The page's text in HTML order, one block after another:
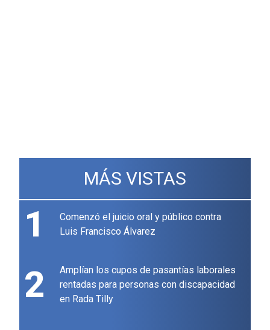
MÁS VISTAS
1
Comenzó el juicio oral y público contra
Luis Francisco Álvarez
2
Amplían los cupos de pasantías laborales
rentadas para personas con discapacidad
en Rada Tilly